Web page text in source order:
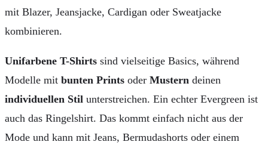
mit Blazer, Jeansjacke, Cardigan oder Sweatjacke
kombinieren.
Unifarbene T-Shirts sind vielseitige Basics, während
Modelle mit bunten Prints oder Mustern deinen
individuellen Stil unterstreichen. Ein echter Evergreen ist
auch das Ringelshirt. Das kommt einfach nicht aus der
Mode und kann mit Jeans, Bermudashorts oder einem